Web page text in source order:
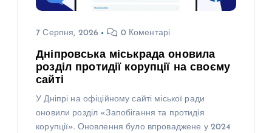
7 Серпня, 2026 0 Коментарі
Дніпровська міськрада оновила
розділ протидії корупції на своєму
сайті
У Дніпрі на офіційному сайті міської ради
оновили розділ «Запобігання та протидія
корупції». Оновлення було впроваджене у 2024